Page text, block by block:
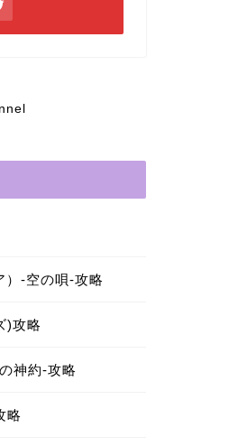
）-空の唄-攻略
)攻略
神約-攻略
略